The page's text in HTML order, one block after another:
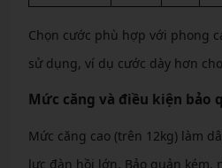
Chọn cước phù hợp với phong
sử dụng, ví dụ cước dày hơn
Mức căng và điều kiện bảo
Mức căng cao (trên 12kg) làm
lực đàn hồi lớn. Bảo quản kém,